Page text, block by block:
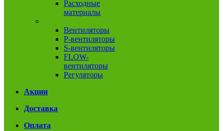
Расходные
материалы
Вентиляторы
P-вентиляторы
S-вентиляторы
FLOW-
вентиляторы
Регуляторы
Акции
Доставка
Оплата